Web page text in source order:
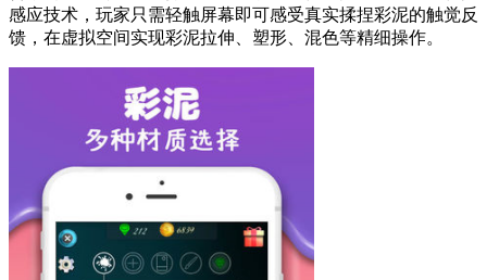
感应技术，玩家只需轻触屏幕即可感受真实揉捏彩泥的触觉反
馈，在虚拟空间实现彩泥拉伸、塑形、混色等精细操作。